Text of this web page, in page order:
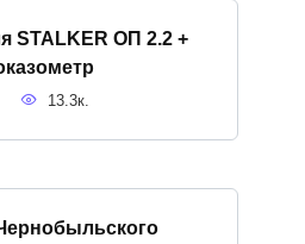
STALKER ОП 2.2 +
13.3к.